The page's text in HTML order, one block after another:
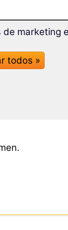
marketing
todos »